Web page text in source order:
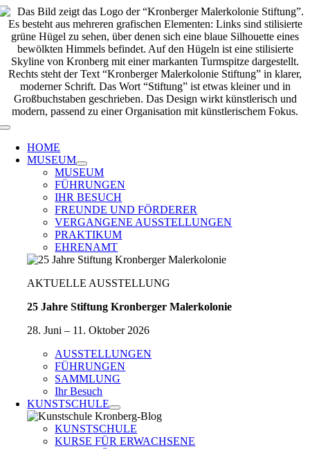
Zum
Inhalt
springen
Toggle
Navigation
HOME
MUSEUM
MUSEUM
FÜHRUNGEN
IHR BESUCH
FREUNDE UND FÖRDERER
VERGANGENE AUSSTELLUNGEN
PRAKTIKUM
EHRENAMT
AKTUELLE AUSSTELLUNG
25 Jahre Stiftung Kronberger Malerkolonie
28. Juni – 11. Oktober 2026
AUSSTELLUNGEN
FÜHRUNGEN
SAMMLUNG
Ihr Besuch
KUNSTSCHULE
KUNSTSCHULE
KURSE FÜR ERWACHSENE